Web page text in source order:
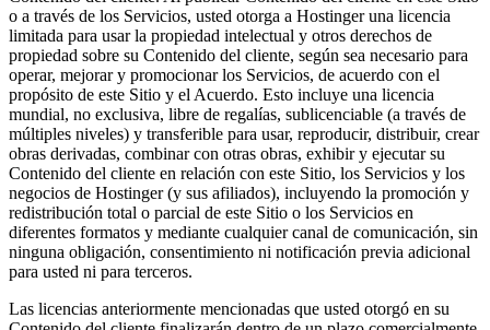
o a través de los Servicios, usted otorga a Hostinger una licencia
limitada para usar la propiedad intelectual y otros derechos de
propiedad sobre su Contenido del cliente, según sea necesario para
operar, mejorar y promocionar los Servicios, de acuerdo con el
propósito de este Sitio y el Acuerdo. Esto incluye una licencia
mundial, no exclusiva, libre de regalías, sublicenciable (a través de
múltiples niveles) y transferible para usar, reproducir, distribuir, crear
obras derivadas, combinar con otras obras, exhibir y ejecutar su
Contenido del cliente en relación con este Sitio, los Servicios y los
negocios de Hostinger (y sus afiliados), incluyendo la promoción y
redistribución total o parcial de este Sitio o los Servicios en
diferentes formatos y mediante cualquier canal de comunicación, sin
ninguna obligación, consentimiento ni notificación previa adicional
para usted ni para terceros.
Las licencias anteriormente mencionadas que usted otorgó en su